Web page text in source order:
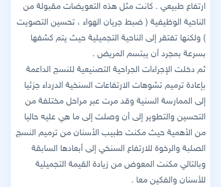
ارتفاع طبيعي . كانت مثل هذه التعويضات مقبولة من
الناحية الوظيفية ( ضبط جريان الهواء ، تحسين التصويت
) ولكنها تفتقر إلى الناحية التجميلية حيث يتم كشفها
بسرعة بمجرد أن يبتسم المريض .
ثم دخلت الإجراءات الجراحية التصنيعية للنسج الداعمة
بإعادة ترميم تشوهات الارتفاعات السنخية الدرداء جزئيا
إلى الممارسة السنية وقد مرت عبر مراحل مختلفة من
التحسين والتطوير إلى أن وصلت إلى ما هي عليه حاليا
من الأهمية حيث مكنت طبيب الأسنان من ترميم النسج
الصلبة والرخوة للارتفاع السنخي إلى أبعادها السابقة
وبالتالي مكنت المعوض من زيادة القيمة التجميلية
للأسنان والفكين معا .